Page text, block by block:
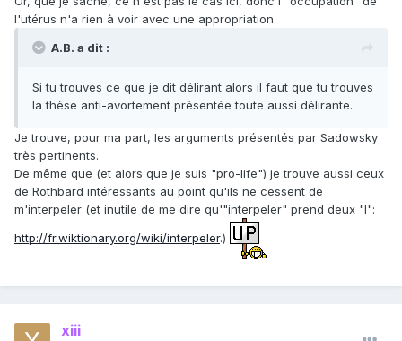
l'utérus n'a rien à voir avec une appropriation.
A.B. a dit :
Si tu trouves ce que je dit délirant alors il faut que tu trouves
la thèse anti-avortement présentée toute aussi délirante.
Je trouve, pour ma part, les arguments présentés par Sadowsky
très pertinents.
De même que (et alors que je suis "pro-life") je trouve aussi ceux
de Rothbard intéressants au point qu'ils ne cessent de
m'interpeler (et inutile de me dire qu'"interpeler" prend deux "l":
http://fr.wiktionary.org/wiki/interpeler.)
xiii